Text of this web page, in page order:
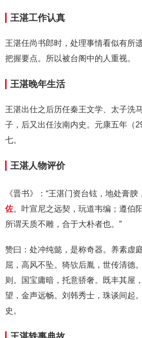
王湛工作认真
王湛任尚书郎时，处理事情看似有所
把握要点。所以被台阁中的人重视。
王湛晚年生活
王湛出仕之后历任秦王文学、太子洗
子，后又出任汝南内史。元康五年（
七。
王湛人物评价
《晋书》：“王湛门资台铉，地处膏
佐。叶宣尼之远契，玩道韦编；遵伯
所谓天质不雕，合于大朴者也。”
赞曰：处冲纯懿，是称奇器。养素虚
屈，高风不坠。猗欤后胤，世传清德
则。国宝庸暗，托意骄奢。既丰其屋
望，金声远畅。刘韩秀士，珠谈间起
史。